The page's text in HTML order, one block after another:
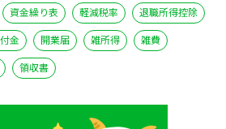
資金繰り表 軽減税率
退職所得控除
金 開業届 雑所得
雑費
領収書